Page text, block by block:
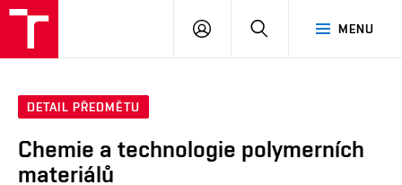
MENU
PŘIHLÁSIT
DETAIL PŘEDMĚTU
Chemie a technologie polymerních
materiálů